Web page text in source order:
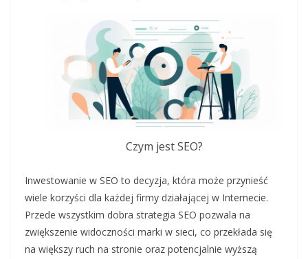
Czym jest SEO?
Inwestowanie w SEO to decyzja, która może przynieść
wiele korzyści dla każdej firmy działającej w Internecie.
Przede wszystkim dobra strategia SEO pozwala na
zwiększenie widoczności marki w sieci, co przekłada się
na większy ruch na stronie oraz potencjalnie wyższą